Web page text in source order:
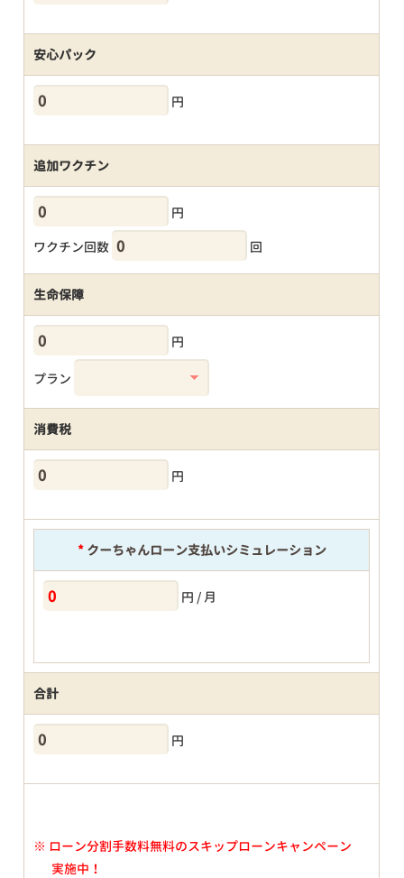
安心パック
円
追加ワクチン
円
ワクチン回数
回
生命保障
円
プラン
消費税
円
*クーちゃんローン支払いシミュレーション
円 / 月
合計
円
※ ローン分割手数料無料のスキップローンキャンペーン
実施中！